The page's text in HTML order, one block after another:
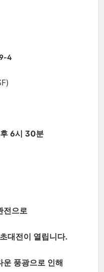
4
6시 30분
전으로
대전이 열립니다.
운 풍광으로 인해